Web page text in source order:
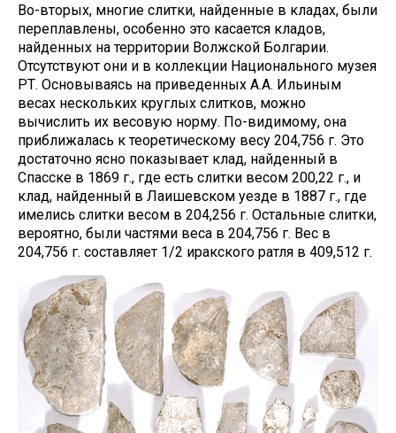
Во-вторых, многие слитки, найденные в кладах, были
переплавлены, особенно это касается кладов,
найденных на территории Волжской Болгарии.
Отсутствуют они и в коллекции Национального музея
РТ. Основываясь на приведенных А.А. Ильиным
весах нескольких круглых слитков, можно
вычислить их весовую норму. По-видимому, она
приближалась к теоретическому весу 204,756 г. Это
достаточно ясно показывает клад, найденный в
Спасске в 1869 г., где есть слитки весом 200,22 г., и
клад, найденный в Лаишевском уезде в 1887 г., где
имелись слитки весом в 204,256 г. Остальные слитки,
вероятно, были частями веса в 204,756 г. Вес в
204,756 г. составляет 1/2 иракского ратля в 409,512 г.